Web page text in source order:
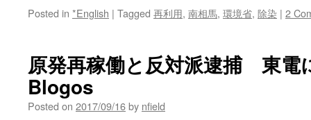
Posted in *English | Tagged 再利用, 南相馬, 環境省, 除染 | 2
原発再稼働と反対派逮捕 東電
Blogos
Posted on 2017/09/16by nfield